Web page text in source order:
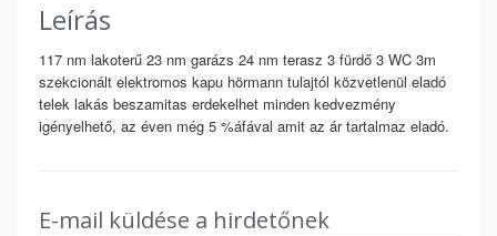
Leírás
117 nm lakoterű 23 nm garázs 24 nm terasz 3 fürdő 3 WC 3m
szekcionált elektromos kapu hörmann tulajtól közvetlenül eladó
telek lakás beszamitas erdekelhet minden kedvezmény
igényelhető, az éven még 5 %áfával amit az ár tartalmaz eladó.
E-mail küldése a hirdetőnek